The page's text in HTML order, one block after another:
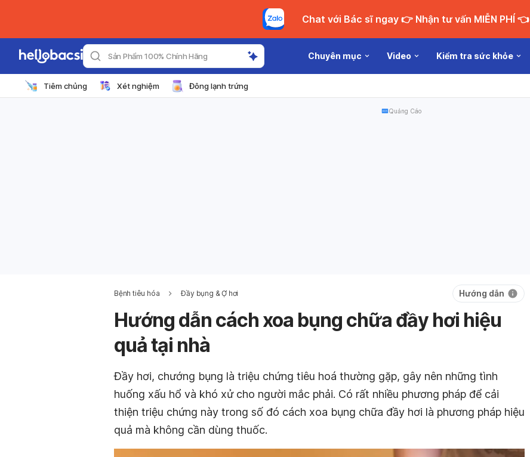
Chat với Bác sĩ ngay 👉 Nhận tư vấn MIỄN PHÍ 👈
Sản Phẩm 100% Chính Hãng Chuyên mục Video Kiểm tra sức khỏe
Tiêm chủng Xét nghiệm Đông lạnh trứng
Quảng Cáo
Bệnh tiêu hóa Đầy bụng & Ợ hơi Hướng dẫn
Hướng dẫn cách xoa bụng chữa đầy hơi hiệu
quả tại nhà
Đầy hơi, chướng bụng là triệu chứng tiêu hoá thường gặp, gây nên những tình
huống xấu hổ và khó xử cho người mắc phải. Có rất nhiều phương pháp để cải
thiện triệu chứng này trong số đó cách xoa bụng chữa đầy hơi là phương pháp hiệu
quả mà không cần dùng thuốc.